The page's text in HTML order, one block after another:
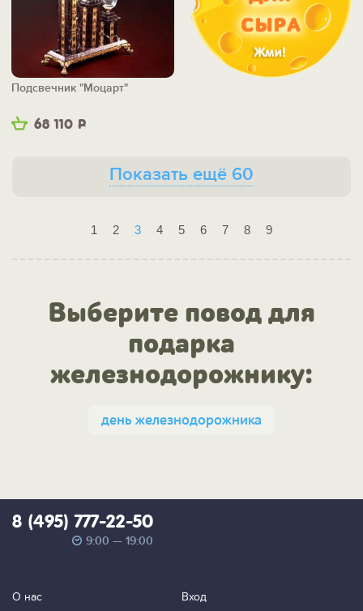
68 110 Р
Подсвечник "Моцарт"
Показать ещё 60
1 2 3 4 5 6 7 8 9
Выберите повод для
подарка
железнодорожнику:
день железнодорожника
8 (495) 777-22-50
9:00 — 19:00
О нас Вход